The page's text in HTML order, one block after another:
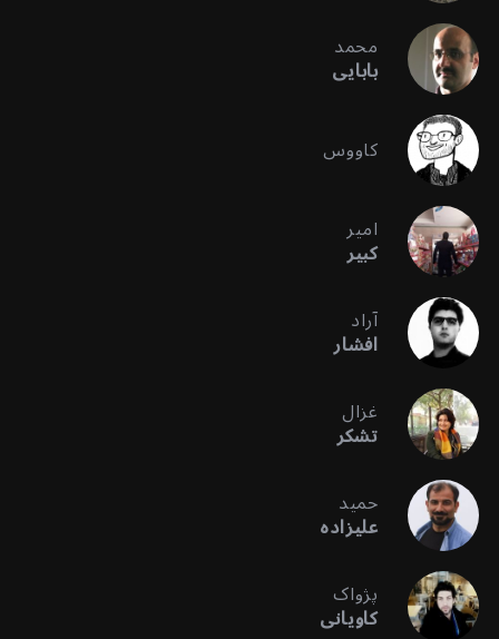
محمد
بابایی
کاووس
امیر
کبیر
آراد
افشار
غزال
تشکر
حمید
علیزاده
پژواک
کاویانی